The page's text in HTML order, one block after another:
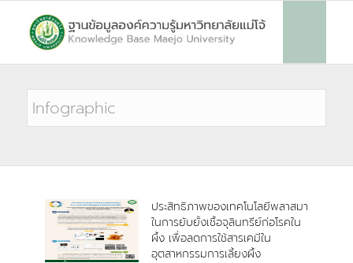
ประสิทธิภาพของเทคโนโลยีพลาสมา
ในการยับยั้งเชื้อจุลินทรีย์ก่อโรคใน
ผึ้ง เพื่อลดการใช้สารเคมีใน
อุตสาหกรรมการเลี้ยงผึ้ง